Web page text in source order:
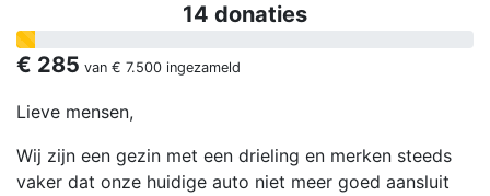
14 donaties
€ 285 van € 7.500 ingezameld
Lieve mensen,
Wij zijn een gezin met een drieling en merken steeds
vaker dat onze huidige auto niet meer goed aansluit